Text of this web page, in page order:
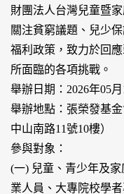
財團法人台灣兒童暨
關注貧窮議題、兒少
福利政策，致力於回
所面臨的各項挑戰。
舉辦日期：2026年05
舉辦地點：張榮發基
中山南路11號10樓）
參與對象：
(一) 兒童、青少年及
業人員、大專院校學